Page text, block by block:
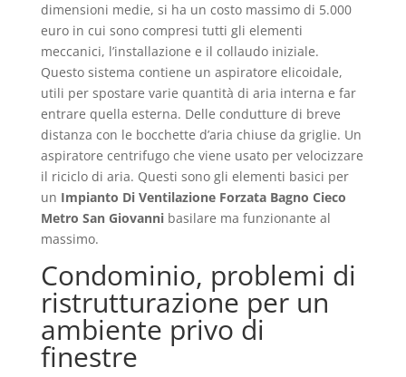
dimensioni medie, si ha un costo massimo di 5.000
euro in cui sono compresi tutti gli elementi
meccanici, l’installazione e il collaudo iniziale.
Questo sistema contiene un aspiratore elicoidale,
utili per spostare varie quantità di aria interna e far
entrare quella esterna. Delle condutture di breve
distanza con le bocchette d’aria chiuse da griglie. Un
aspiratore centrifugo che viene usato per velocizzare
il riciclo di aria. Questi sono gli elementi basici per
un Impianto Di Ventilazione Forzata Bagno Cieco
Metro San Giovannibasilare ma funzionante al
massimo.
Condominio, problemi di
ristrutturazione per un
ambiente privo di
finestre